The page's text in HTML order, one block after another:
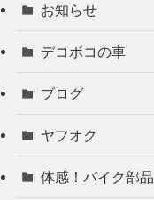
お知らせ
デコボコの車
ブログ
ヤフオク
体感！バイク部品